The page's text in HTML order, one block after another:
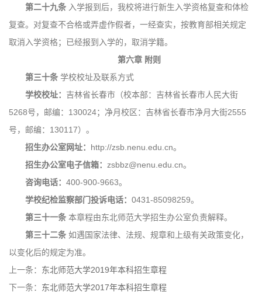
第二十九条 入学报到后，我校将进行新生入学资格复查和体检
复查。对复查不合格或弄虚作假者，一经查实，按教育部相关规定
取消入学资格；已经报到入学的，取消学籍。
第六章 附则
第三十条 学校校址及联系方式
学校校址： 吉林省长春市（校本部：吉林省长春市人民大街
5268号，邮编：130024；净月校区：吉林省长春市净月大街2555
号，邮编：130117）。
招生办公室网址： http://zsb.nenu.edu.cn。
招生办公室电子信箱： zsbbz@nenu.edu.cn。
咨询电话： 400-900-9663。
学校纪检监察部门投诉电话： 0431-85098259。
第三十一条 本章程由东北师范大学招生办公室负责解释。
第三十二条 如遇国家法律、法规、规章和上级有关政策变化，
以变化后的规定为准。
上一条： 东北师范大学2019年本科招生章程
下一条： 东北师范大学2017年本科招生章程